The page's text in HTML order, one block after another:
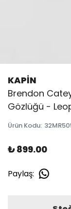
KAPİN
Brendon
Gözlüğü -
Ürün Kodu:
₺ 899.00
Paylaş: